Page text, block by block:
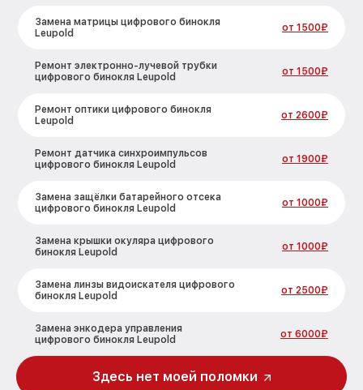
Замена матрицы цифрового бинокля
Leupold
от 1500₽
Ремонт электронно-лучевой трубки
цифрового бинокля Leupold
от 1500₽
Ремонт оптики цифрового бинокля
Leupold
от 2600₽
Ремонт датчика синхроимпульсов
цифрового бинокля Leupold
от 1900₽
Замена защёлки батарейного отсека
цифрового бинокля Leupold
от 1000₽
Замена крышки окуляра цифрового
бинокля Leupold
от 1000₽
Замена линзы видоискателя цифрового
бинокля Leupold
от 2500₽
Замена энкодера управления
цифрового бинокля Leupold
от 6000₽
Исправление инверсии изображения
цифрового бинокля Leupold
Здесь нет моей поломки